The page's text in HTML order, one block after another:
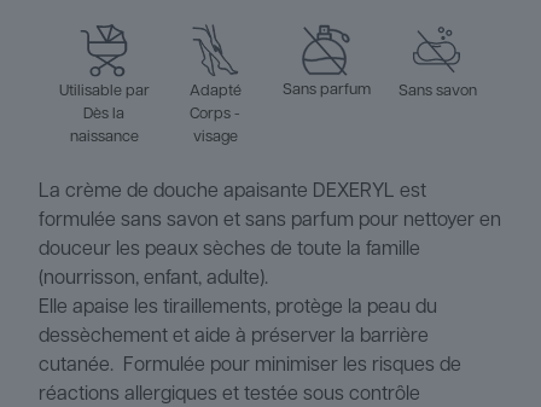
Utilisable par
Dès la
naissance
Adapté
Corps -
visage
Sans parfum Sans savon
La crème de douche apaisante DEXERYL est
formulée sans savon et sans parfum pour nettoyer en
douceur les peaux sèches de toute la famille
(nourrisson, enfant, adulte).
Elle apaise les tiraillements, protège la peau du
dessèchement et aide à préserver la barrière
cutanée. Formulée pour minimiser les risques de
réactions allergiques et testée sous contrôle